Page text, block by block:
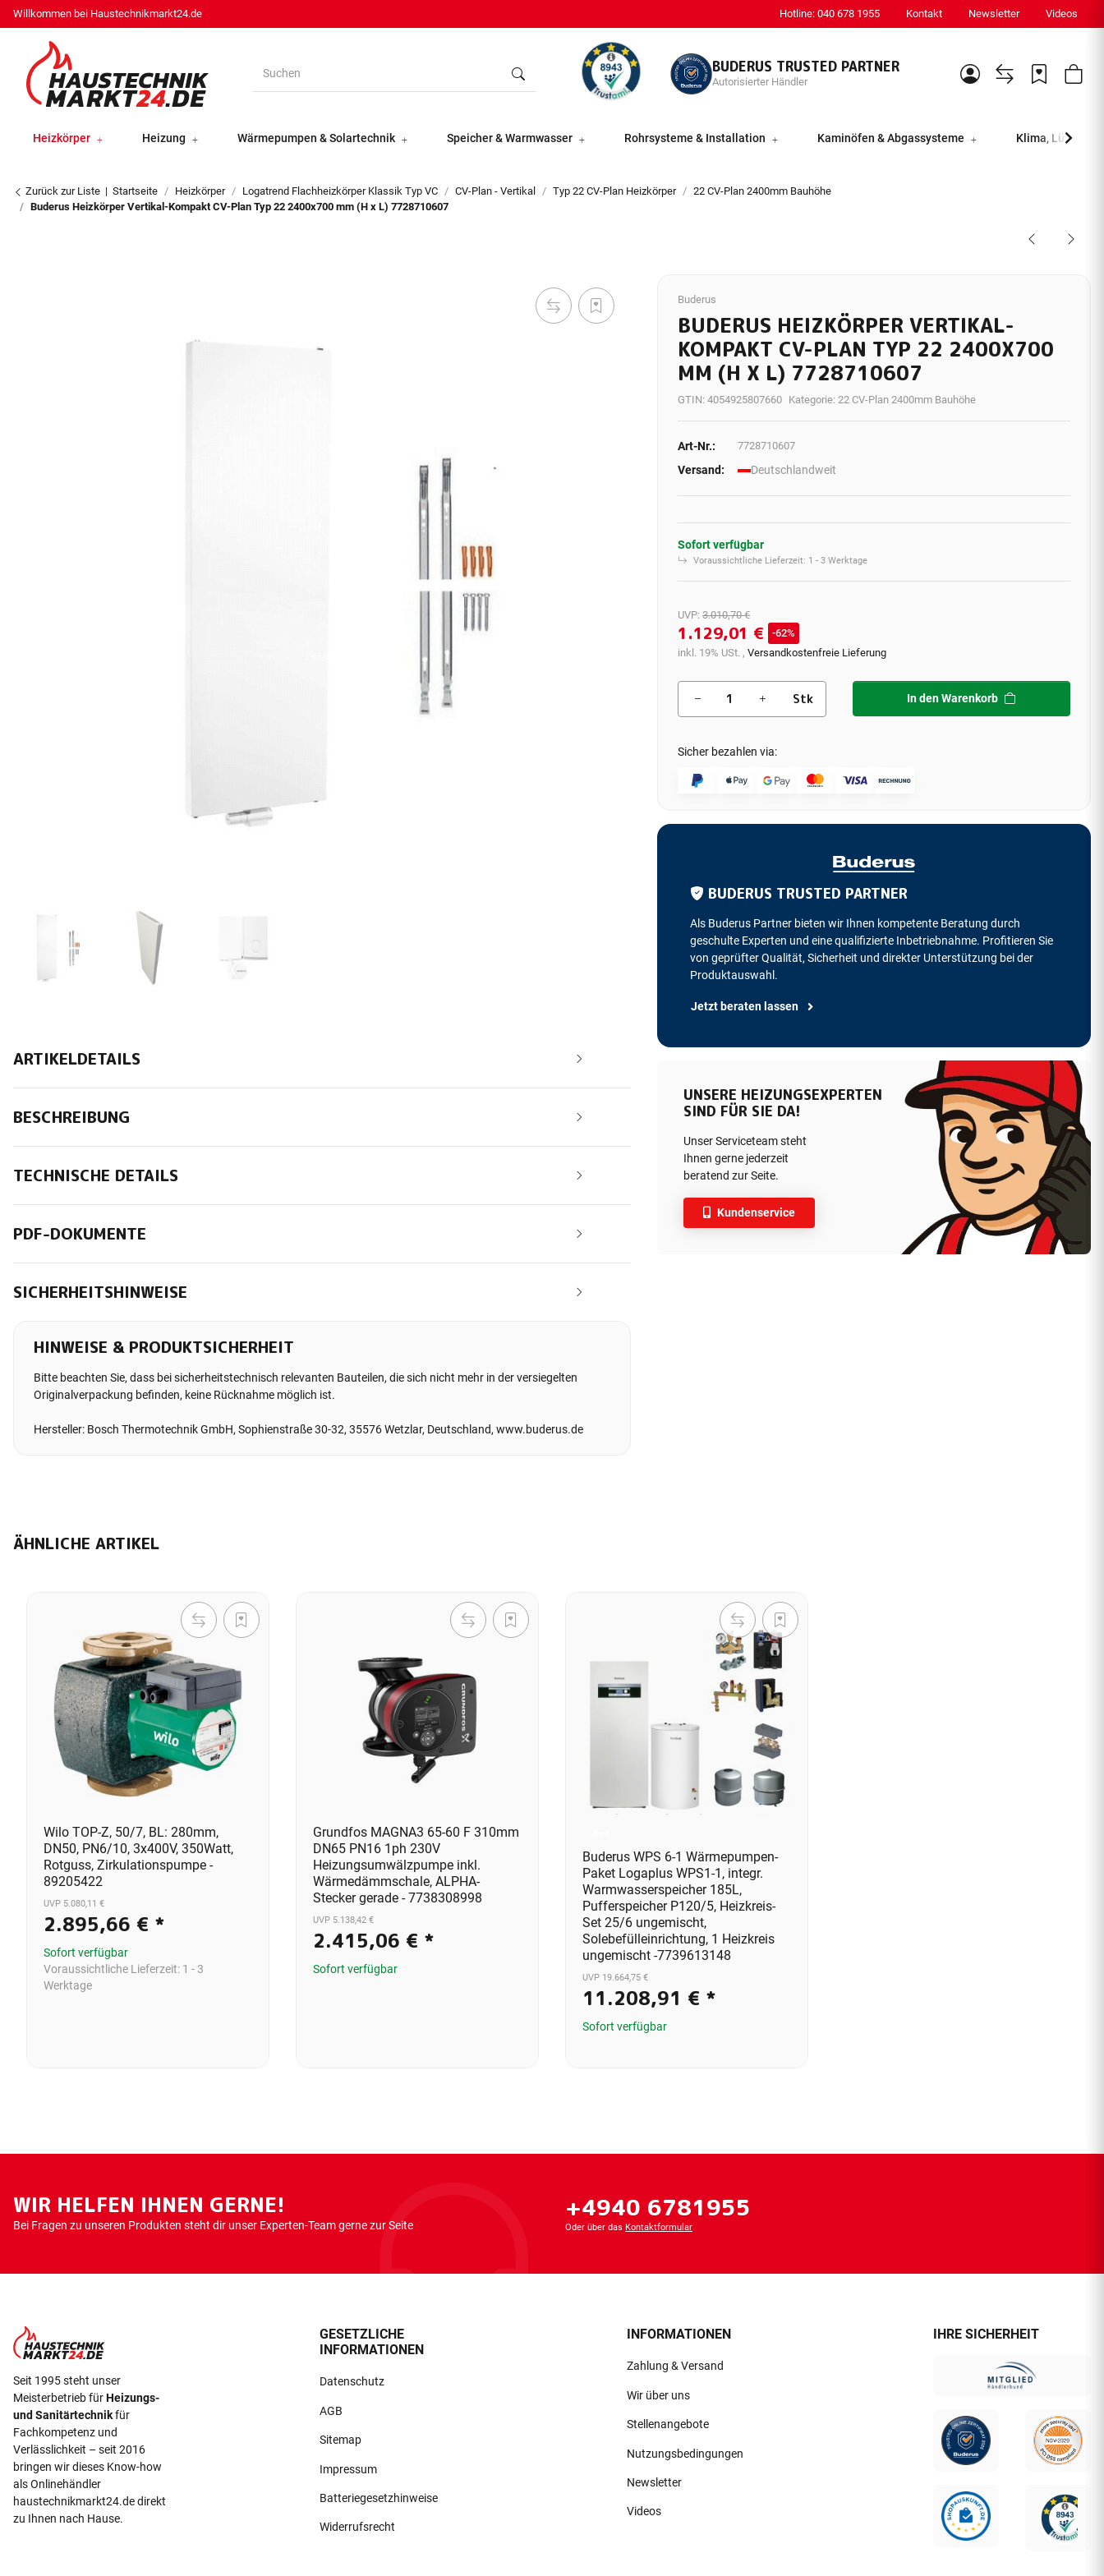
Willkommen bei Haustechnikmarkt24.de Hotline: 040 678 1955 Kontakt Newsletter Videos
BUDERUS TRUSTED PARTNER
Autorisierter Händler
Heizkörper Heizung Wärmepumpen & Solartechnik Speicher & Warmwasser Rohrsysteme & Installation Kaminöfen & Abgassysteme Klima, Lüftung
Zurück zur Liste Startseite Heizkörper Logatrend Flachheizkörper Klassik Typ VC CV-Plan - Vertikal Typ 22 CV-Plan Heizkörper
22 CV-Plan 2400mm Bauhöhe
Buderus Heizkörper Vertikal-Kompakt CV-Plan Typ 22 2400x700 mm (H x L) 7728710607
Buderus
BUDERUS HEIZKÖRPER VERTIKAL-
KOMPAKT CV-PLAN TYP 22 2400X700
MM (H X L) 7728710607
GTIN: 4054925807660 Kategorie: 22 CV-Plan 2400mm Bauhöhe
Art-Nr.: 7728710607
Versand: Deutschlandweit
Sofort verfügbar
Voraussichtliche Lieferzeit: 1 - 3 Werktage
UVP: 3.010,70 €
1.129,01 €
62%
inkl. 19% USt. , Versandkostenfreie Lieferung
Stk In den Warenkorb
Sicher bezahlen via:
BUDERUS TRUSTED PARTNER
Als Buderus Partner bieten wir Ihnen kompetente Beratung durch
geschulte Experten und eine qualifizierte Inbetriebnahme. Profitieren Sie
von geprüfter Qualität, Sicherheit und direkter Unterstützung bei der
Produktauswahl.
Jetzt beraten lassen
UNSERE HEIZUNGSEXPERTEN
SIND FÜR SIE DA!
Unser Serviceteam steht
Ihnen gerne jederzeit
beratend zur Seite.
Kundenservice
ARTIKELDETAILS
BESCHREIBUNG
TECHNISCHE DETAILS
PDF-DOKUMENTE
SICHERHEITSHINWEISE
HINWEISE & PRODUKTSICHERHEIT
Bitte beachten Sie, dass bei sicherheitstechnisch relevanten Bauteilen, die sich nicht mehr in der versiegelten
Originalverpackung befinden, keine Rücknahme möglich ist.
Hersteller: Bosch Thermotechnik GmbH, Sophienstraße 30-32, 35576 Wetzlar, Deutschland, www.buderus.de
ÄHNLICHE ARTIKEL
Wilo TOP-Z, 50/7, BL: 280mm,
DN50, PN6/10, 3x400V, 350Watt,
Rotguss, Zirkulationspumpe -
89205422
UVP 5.080,11 €
2.895,66 € *
Sofort verfügbar
Voraussichtliche Lieferzeit: 1 - 3
Werktage
Grundfos MAGNA3 65-60 F 310mm
DN65 PN16 1ph 230V
Heizungsumwälzpumpe inkl.
Wärmedämmschale, ALPHA-
Stecker gerade - 7738308998
UVP 5.138,42 €
2.415,06 € *
Sofort verfügbar
Buderus WPS 6-1 Wärmepumpen-
Paket Logaplus WPS1-1, integr.
Warmwasserspeicher 185L,
Pufferspeicher P120/5, Heizkreis-
Set 25/6 ungemischt,
Solebefülleinrichtung, 1 Heizkreis
ungemischt -7739613148
UVP 19.664,75 €
11.208,91 € *
Sofort verfügbar
WIR HELFEN IHNEN GERNE!
Bei Fragen zu unseren Produkten steht dir unser Experten-Team gerne zur Seite
+4940 6781955
Oder über das Kontaktformular
Seit 1995 steht unser
Meisterbetrieb fürHeizungs-
und Sanitärtechnikfür
Fachkompetenz und
Verlässlichkeit – seit 2016
bringen wir dieses Know-how
als Onlinehändler
haustechnikmarkt24.de direkt
zu Ihnen nach Hause.
GESETZLICHE
INFORMATIONEN
Datenschutz
AGB
Sitemap
Impressum
Batteriegesetzhinweise
Widerrufsrecht
INFORMATIONEN
Zahlung & Versand
Wir über uns
Stellenangebote
Nutzungsbedingungen
Newsletter
Videos
IHRE SICHERHEIT